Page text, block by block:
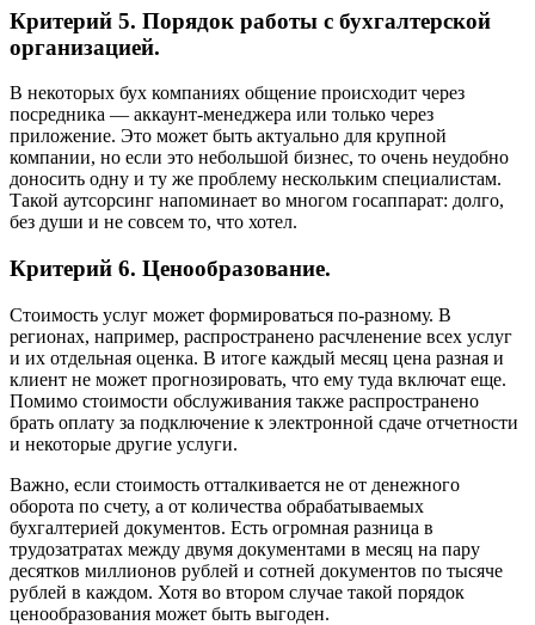
Критерий 5. Порядок работы с бухгалтерской
организацией.
В некоторых бух компаниях общение происходит через
посредника — аккаунт-менеджера или только через
приложение. Это может быть актуально для крупной
компании, но если это небольшой бизнес, то очень неудобно
доносить одну и ту же проблему нескольким специалистам.
Такой аутсорсинг напоминает во многом госаппарат: долго,
без души и не совсем то, что хотел.
Критерий 6. Ценообразование.
Стоимость услуг может формироваться по-разному. В
регионах, например, распространено расчленение всех услуг
и их отдельная оценка. В итоге каждый месяц цена разная и
клиент не может прогнозировать, что ему туда включат еще.
Помимо стоимости обслуживания также распространено
брать оплату за подключение к электронной сдаче отчетности
и некоторые другие услуги.
Важно, если стоимость отталкивается не от денежного
оборота по счету, а от количества обрабатываемых
бухгалтерией документов. Есть огромная разница в
трудозатратах между двумя документами в месяц на пару
десятков миллионов рублей и сотней документов по тысяче
рублей в каждом. Хотя во втором случае такой порядок
ценообразования может быть выгоден.